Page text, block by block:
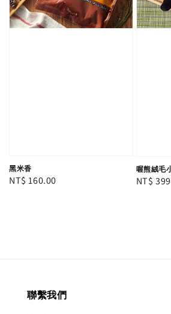
黑米香
Regular
NT$ 160.00
喔熊絨毛
Regular
NT$
聯繫我們